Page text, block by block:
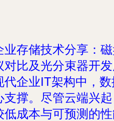
业存储技术分享：
对比及光分束器开
代企业IT架构中，
支撑。尽管云端兴
低成本与可预测的